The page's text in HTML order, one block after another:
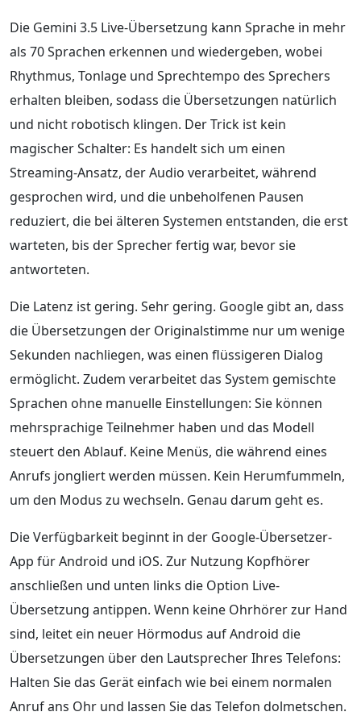
Die Gemini 3.5 Live-Übersetzung kann Sprache in mehr
als 70 Sprachen erkennen und wiedergeben, wobei
Rhythmus, Tonlage und Sprechtempo des Sprechers
erhalten bleiben, sodass die Übersetzungen natürlich
und nicht robotisch klingen. Der Trick ist kein
magischer Schalter: Es handelt sich um einen
Streaming-Ansatz, der Audio verarbeitet, während
gesprochen wird, und die unbeholfenen Pausen
reduziert, die bei älteren Systemen entstanden, die erst
warteten, bis der Sprecher fertig war, bevor sie
antworteten.
Die Latenz ist gering. Sehr gering. Google gibt an, dass
die Übersetzungen der Originalstimme nur um wenige
Sekunden nachliegen, was einen flüssigeren Dialog
ermöglicht. Zudem verarbeitet das System gemischte
Sprachen ohne manuelle Einstellungen: Sie können
mehrsprachige Teilnehmer haben und das Modell
steuert den Ablauf. Keine Menüs, die während eines
Anrufs jongliert werden müssen. Kein Herumfummeln,
um den Modus zu wechseln. Genau darum geht es.
Die Verfügbarkeit beginnt in der Google-Übersetzer-
App für Android und iOS. Zur Nutzung Kopfhörer
anschließen und unten links die Option Live-
Übersetzung antippen. Wenn keine Ohrhörer zur Hand
sind, leitet ein neuer Hörmodus auf Android die
Übersetzungen über den Lautsprecher Ihres Telefons:
Halten Sie das Gerät einfach wie bei einem normalen
Anruf ans Ohr und lassen Sie das Telefon dolmetschen.